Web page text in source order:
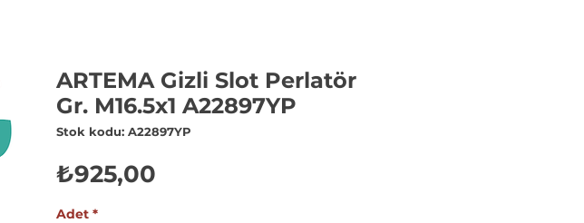
ARTEMA Gizli Slot Perlatör
Gr. M16.5x1 A22897YP
Stok kodu: A22897YP
₺925,00
Adet *